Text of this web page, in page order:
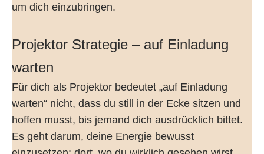
um dich einzubringen.
Projektor Strategie – auf Einladung
warten
Für dich als Projektor bedeutet „auf Einladung
warten“ nicht, dass du still in der Ecke sitzen und
hoffen musst, bis jemand dich ausdrücklich bittet.
Es geht darum, deine Energie bewusst